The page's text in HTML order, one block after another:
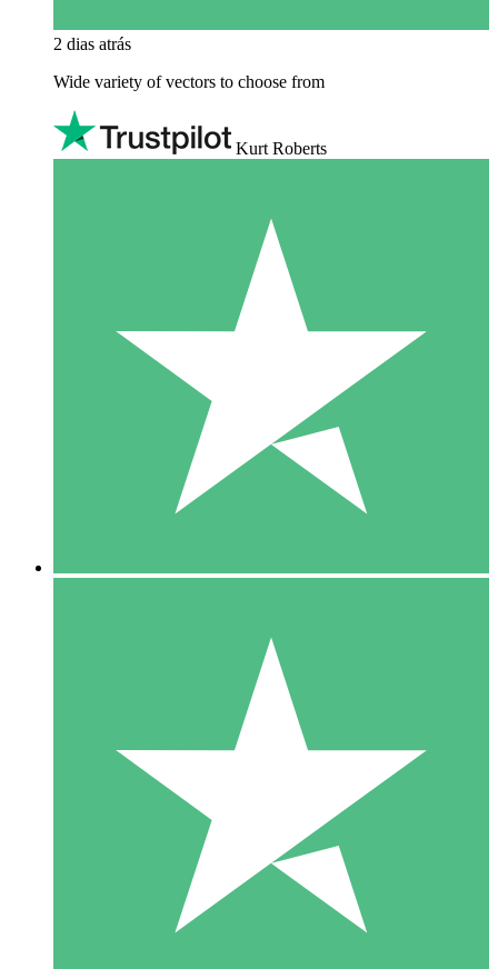
2 dias atrás
Wide variety of vectors to choose from
Kurt Roberts